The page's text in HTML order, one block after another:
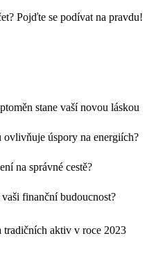
Pojďte se podívat na pravdu!
stane vaší novou láskou
ovlivňuje úspory na energiích?
na správné cestě?
finanční budoucnost?
tradičních aktiv v roce 2023